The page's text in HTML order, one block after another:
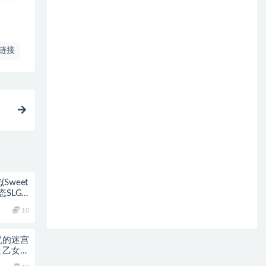
接
SLG
10
的迷宫
女達